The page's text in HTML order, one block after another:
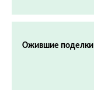
Ожившие поделки